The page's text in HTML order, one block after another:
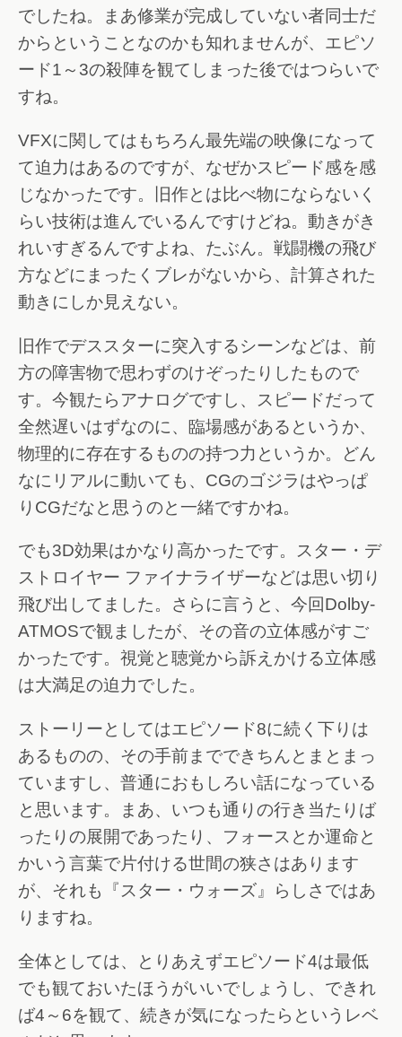
でしたね。まあ修業が完成していない者同士だ
からということなのかも知れませんが、エピソ
ード1～3の殺陣を観てしまった後ではつらいで
すね。
VFXに関してはもちろん最先端の映像になって
て迫力はあるのですが、なぜかスピード感を感
じなかったです。旧作とは比べ物にならないく
らい技術は進んでいるんですけどね。動きがき
れいすぎるんですよね、たぶん。戦闘機の飛び
方などにまったくブレがないから、計算された
動きにしか見えない。
旧作でデススターに突入するシーンなどは、前
方の障害物で思わずのけぞったりしたもので
す。今観たらアナログですし、スピードだって
全然遅いはずなのに、臨場感があるというか、
物理的に存在するものの持つ力というか。どん
なにリアルに動いても、CGのゴジラはやっぱ
りCGだなと思うのと一緒ですかね。
でも3D効果はかなり高かったです。スター・デ
ストロイヤー ファイナライザーなどは思い切り
飛び出してました。さらに言うと、今回Dolby-
ATMOSで観ましたが、その音の立体感がすご
かったです。視覚と聴覚から訴えかける立体感
は大満足の迫力でした。
ストーリーとしてはエピソード8に続く下りは
あるものの、その手前までできちんとまとまっ
ていますし、普通におもしろい話になっている
と思います。まあ、いつも通りの行き当たりば
ったりの展開であったり、フォースとか運命と
かいう言葉で片付ける世間の狭さはあります
が、それも『スター・ウォーズ』らしさではあ
りますね。
全体としては、とりあえずエピソード4は最低
でも観ておいたほうがいいでしょうし、できれ
ば4～6を観て、続きが気になったらというレベ